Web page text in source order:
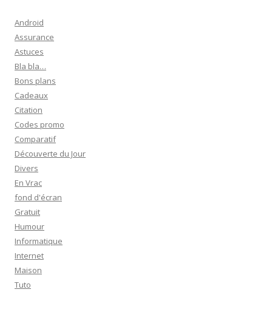
Android
Assurance
Astuces
Bla bla…
Bons plans
Cadeaux
Citation
Codes promo
Comparatif
Découverte du Jour
Divers
En Vrac
fond d'écran
Gratuit
Humour
Informatique
Internet
Maison
Tuto